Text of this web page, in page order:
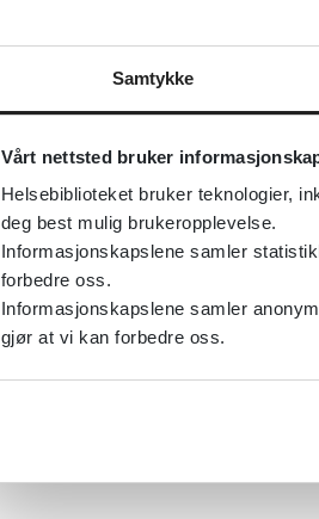
Samtykke
Vårt nettsted bruker
Helsebiblioteket bruker teknologier,
deg best mulig brukeropplevelse.
Informasjonskapslene samler
forbedre oss.
Informasjonskapslene samler
gjør at vi kan forbedre oss.